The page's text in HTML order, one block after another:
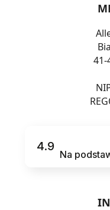
41-
4.9
Na